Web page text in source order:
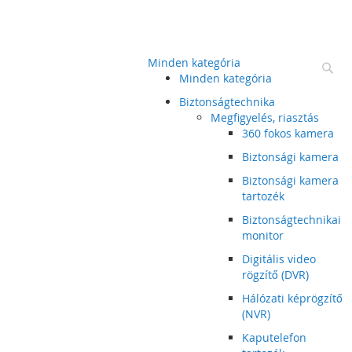
Minden kategória
Minden kategória
Biztonságtechnika
Megfigyelés, riasztás
360 fokos kamera
Biztonsági kamera
Biztonsági kamera
tartozék
Biztonságtechnikai
monitor
Digitális video
rögzítő (DVR)
Hálózati képrögzítő
(NVR)
Kaputelefon